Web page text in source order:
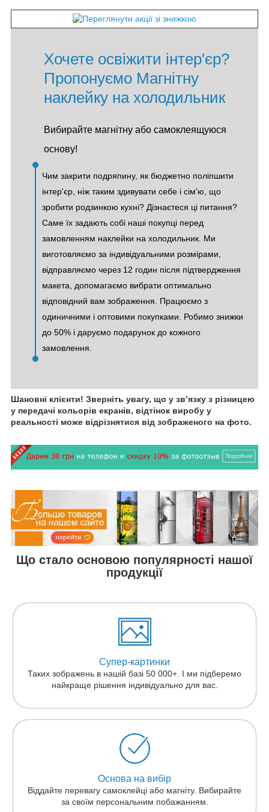
Хочете освіжити інтер'єр?
Пропонуємо Магнітну
наклейку на холодильник
Вибирайте магнітну або самоклеящуюся
основу!
Чим закрити подряпину, як бюджетно поліпшити
інтер'єр, ніж таким здивувати себе і сім'ю, що
зробити родзинкою кухні? Дізнаєтеся ці питання?
Саме їх задають собі наші покупці перед
замовленням наклейки на холодильник. Ми
виготовляємо за індивідуальними розмірами,
відправляємо через 12 годин після підтвердження
макета, допомагаємо вибрати оптимально
відповідний вам зображення. Працюємо з
одиничними і оптовими покупками. Робимо знижки
до 50% і даруємо подарунок до кожного
замовлення.
Шановні клієнти! Зверніть увагу, що у зв’язку з різницею
у передачі кольорів екранів, відтінок виробу у
реальності може відрізнятися від зображеного на фото.
Що стало основою популярності нашої
продукції
Супер-картинки
Таких зображень в нашій базі 50 000+. І ми підберемо
найкраще рішення індивідуально для вас.
Основа на вибір
Віддайте перевагу самоклейці або магніту. Вибирайте
за своїм персональним побажанням.